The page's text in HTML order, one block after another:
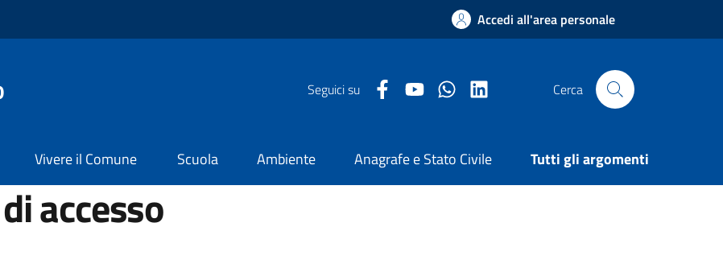
Accedi all'area personale
Seguici su Facebook Comune di Arezzo
Youtube Comune di Arezzo
Twitter Comune di Arezzo
LinkedIn Comune di Arezzo
Cerca
Vivere il Comune Scuola Ambiente Anagrafe e Stato Civile Tutti gli argomenti
accesso